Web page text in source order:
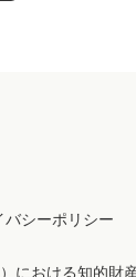
バシーポリシー
における知的財